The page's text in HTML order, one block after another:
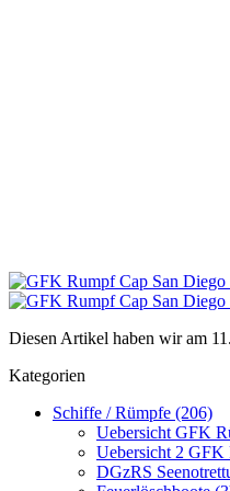
Diesen Artikel haben wir am
Kategorien
Schiffe / Rümpfe (206)
Uebersicht GFK
Uebersicht 2 GFK
DGzRS